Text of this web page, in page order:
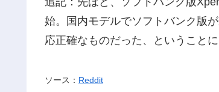
始。国内モデルでソフトバンク版
応正確なものだった、ということに
ソース： Reddit